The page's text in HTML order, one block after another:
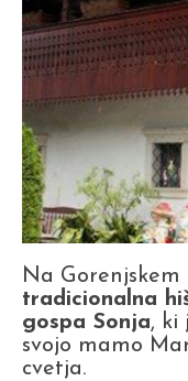
Na
tradicionalna
gospa Sonja, ki
svojo mamo
cvetja.